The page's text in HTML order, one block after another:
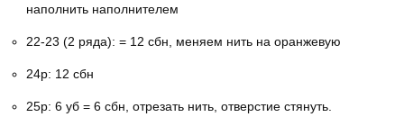
наполнить наполнителем
22-23 (2 ряда): = 12 сбн, меняем нить на оранжевую
24р: 12 сбн
25р: 6 уб = 6 сбн, отрезать нить, отверстие стянуть.